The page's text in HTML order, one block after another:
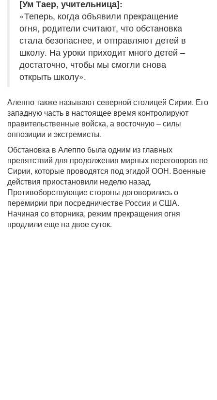
[Ум Таер, учительница]:
«Теперь, когда объявили прекращение
огня, родители считают, что обстановка
стала безопаснее, и отправляют детей в
школу. На уроки приходит много детей –
достаточно, чтобы мы смогли снова
открыть школу».
Алеппо также называют северной столицей Сирии. Его
западную часть в настоящее время контролируют
правительственные войска, а восточную – силы
оппозиции и экстремисты.
Обстановка в Алеппо была одним из главных
препятствий для продолжения мирных переговоров по
Сирии, которые проводятся под эгидой ООН. Военные
действия приостановили неделю назад.
Противоборствующие стороны договорились о
перемирии при посредничестве России и США.
Начиная со вторника, режим прекращения огня
продлили еще на двое суток.